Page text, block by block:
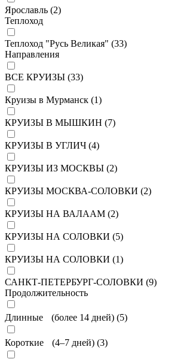
Ярославль (2)
Теплоход
Теплоход "Русь Великая" (33)
Направления
ВСЕ КРУИЗЫ (33)
Круизы в Мурманск (1)
КРУИЗЫ В МЫШКИН (7)
КРУИЗЫ В УГЛИЧ (4)
КРУИЗЫ ИЗ МОСКВЫ (2)
КРУИЗЫ МОСКВА-СОЛОВКИ (2)
КРУИЗЫ НА ВАЛААМ (2)
КРУИЗЫ НА СОЛОВКИ (5)
КРУИЗЫ НА СОЛОВКИ (1)
САНКТ-ПЕТЕРБУРГ-СОЛОВКИ (9)
Продолжительность
Длинные (более 14 дней) (5)
Короткие (4–7 дней) (3)